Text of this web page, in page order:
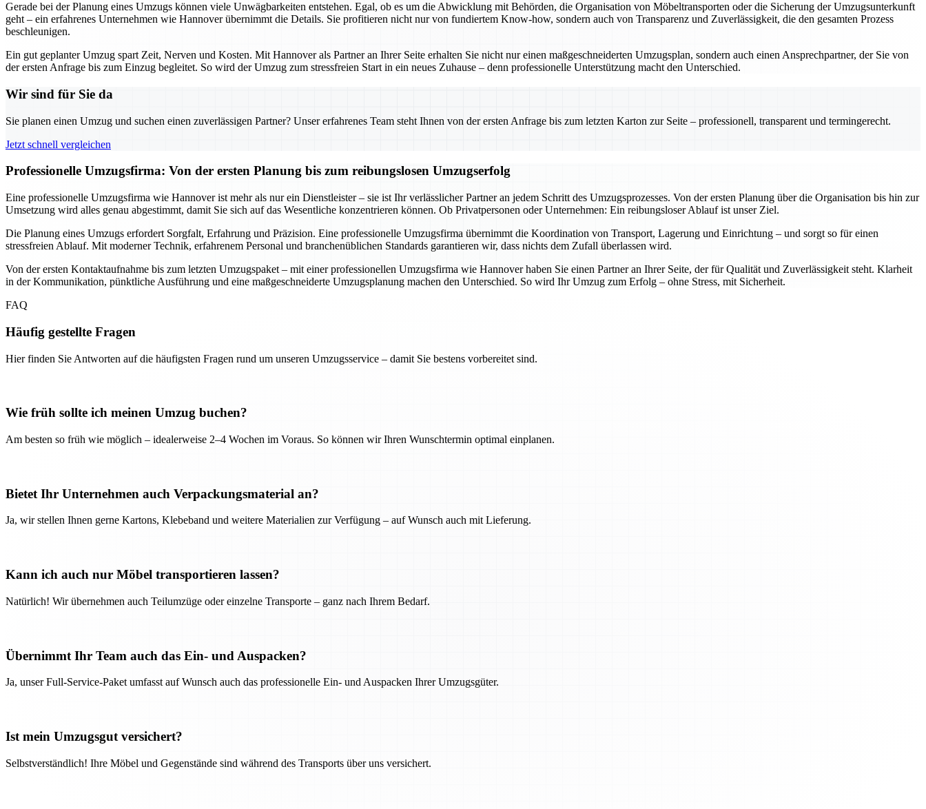
Gerade bei der Planung eines Umzugs können viele Unwägbarkeiten entstehen. Egal, ob es um die Abwicklung mit Behörden, die Organisation von Möbeltransporten oder die Sicherung der Umzugsunterkunft
geht – ein erfahrenes Unternehmen wie Hannover übernimmt die Details. Sie profitieren nicht nur von fundiertem Know-how, sondern auch von Transparenz und Zuverlässigkeit, die den gesamten Prozess
beschleunigen.
Ein gut geplanter Umzug spart Zeit, Nerven und Kosten. Mit Hannover als Partner an Ihrer Seite erhalten Sie nicht nur einen maßgeschneiderten Umzugsplan, sondern auch einen Ansprechpartner, der Sie von
der ersten Anfrage bis zum Einzug begleitet. So wird der Umzug zum stressfreien Start in ein neues Zuhause – denn professionelle Unterstützung macht den Unterschied.
Wir sind für Sie da
Sie planen einen Umzug und suchen einen zuverlässigen Partner? Unser erfahrenes Team steht Ihnen von der ersten Anfrage bis zum letzten Karton zur Seite – professionell, transparent und termingerecht.
Jetzt schnell vergleichen
Professionelle Umzugsfirma: Von der ersten Planung bis zum reibungslosen Umzugserfolg
Eine professionelle Umzugsfirma wie Hannover ist mehr als nur ein Dienstleister – sie ist Ihr verlässlicher Partner an jedem Schritt des Umzugsprozesses. Von der ersten Planung über die Organisation bis hin zur
Umsetzung wird alles genau abgestimmt, damit Sie sich auf das Wesentliche konzentrieren können. Ob Privatpersonen oder Unternehmen: Ein reibungsloser Ablauf ist unser Ziel.
Die Planung eines Umzugs erfordert Sorgfalt, Erfahrung und Präzision. Eine professionelle Umzugsfirma übernimmt die Koordination von Transport, Lagerung und Einrichtung – und sorgt so für einen
stressfreien Ablauf. Mit moderner Technik, erfahrenem Personal und branchenüblichen Standards garantieren wir, dass nichts dem Zufall überlassen wird.
Von der ersten Kontaktaufnahme bis zum letzten Umzugspaket – mit einer professionellen Umzugsfirma wie Hannover haben Sie einen Partner an Ihrer Seite, der für Qualität und Zuverlässigkeit steht. Klarheit
in der Kommunikation, pünktliche Ausführung und eine maßgeschneiderte Umzugsplanung machen den Unterschied. So wird Ihr Umzug zum Erfolg – ohne Stress, mit Sicherheit.
FAQ
Häufig gestellte Fragen
Hier finden Sie Antworten auf die häufigsten Fragen rund um unseren Umzugsservice – damit Sie bestens vorbereitet sind.
Wie früh sollte ich meinen Umzug buchen?
Am besten so früh wie möglich – idealerweise 2–4 Wochen im Voraus. So können wir Ihren Wunschtermin optimal einplanen.
Bietet Ihr Unternehmen auch Verpackungsmaterial an?
Ja, wir stellen Ihnen gerne Kartons, Klebeband und weitere Materialien zur Verfügung – auf Wunsch auch mit Lieferung.
Kann ich auch nur Möbel transportieren lassen?
Natürlich! Wir übernehmen auch Teilumzüge oder einzelne Transporte – ganz nach Ihrem Bedarf.
Übernimmt Ihr Team auch das Ein- und Auspacken?
Ja, unser Full-Service-Paket umfasst auf Wunsch auch das professionelle Ein- und Auspacken Ihrer Umzugsgüter.
Ist mein Umzugsgut versichert?
Selbstverständlich! Ihre Möbel und Gegenstände sind während des Transports über uns versichert.